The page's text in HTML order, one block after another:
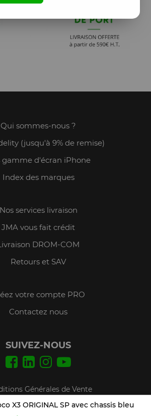
X3 ORIGINAL SP avec chassis bleu
Qui sommes-nous ?
(jusqu'à 9% de remise)
gamme d'écran iPhone
Index des marques
Nos services livraison
JMA vous fait crédit
DROM-COM
Retours et SAV
votre compte PRO
Contactez nous
SUIVEZ-NOUS
Générales de Vente
Mentions légales